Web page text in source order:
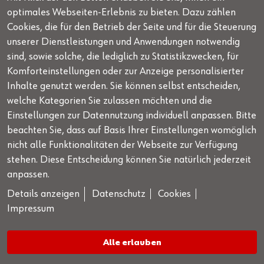
Unser kostenloser Newsletter informiert Sie über aktuelle
Neuigkeiten, laufende Aktionen und Interessantes von
WOW!
Newsletter Anmeldung
Beratung & Fahrzeugtechnischer Support
+49 7940 98188 - 8188 | Montag bis Freitag von 8 bis
17 Uhr, außer an gesetzlichen Feiertagen
Angebote nur in Deutschland gültig, Verkauf nur an Unternehmer,
Verbraucher im Sinne des § 13 BGB. Alle Preise in Euro zzgl. gesetzl. MwSt.
optimales Webseiten-Erlebnis zu bieten. Dazu zählen
Cookies, die für den Betrieb der Seite und für die Steuerung
unserer Dienstleistungen und Anwendungen notwendig
sind, sowie solche, die lediglich zu Statistikzwecken, für
Komforteinstellungen oder zur Anzeige personalisierter
Inhalte genutzt werden. Sie können selbst entscheiden,
welche Kategorien Sie zulassen möchten und die
Einstellungen zur Datennutzung individuell anpassen. Bitte
beachten Sie, dass auf Basis Ihrer Einstellungen womöglich
nicht alle Funktionalitäten der Webseite zur Verfügung
stehen. Diese Entscheidung können Sie natürlich jederzeit
anpassen.
Details anzeigen
Datenschutz
Cookies
Impressum
Alle erlauben